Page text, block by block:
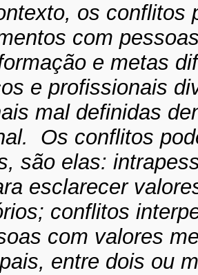
os conflitos
com
e metas
e profissionais
mal definidas
Os conflitos
são elas:
esclarecer
conflitos
com valores
entre dois ou